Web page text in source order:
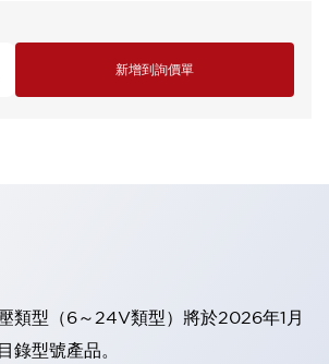
新增到詢價單
類型（6～24V類型）將於2026年1月
錄型號產品。